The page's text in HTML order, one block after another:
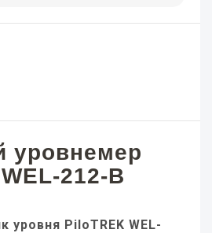
уровнемер
212-B
уровня PiloTREK WEL-